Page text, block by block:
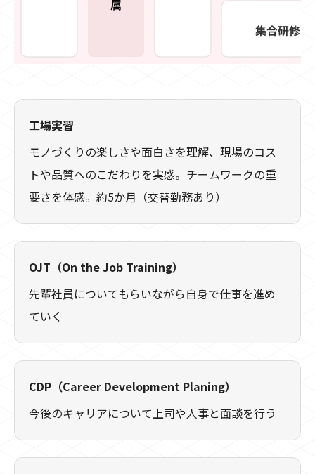
工場実習
モノづくりの楽しさや面白さを理解、現場のコス
トや品質へのこだわりを実感。チームワークの重
要さを体感。約5か月（交替勤務あり）
OJT（On the Job Training）
先輩社員についてもらいながら自身で仕事を進め
ていく
CDP（Career Development Planing）
今後のキャリアについて上司や人事と面談を行う